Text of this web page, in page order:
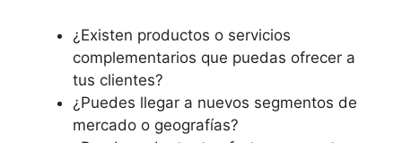
¿Existen productos o servicios
complementarios que puedas ofrecer a
tus clientes?
¿Puedes llegar a nuevos segmentos de
mercado o geografías?